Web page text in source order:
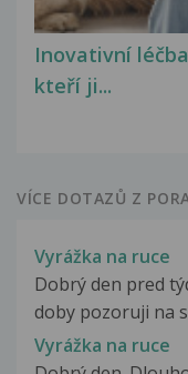
Inovativní
kteří ji...
VÍCE DOTAZŮ Z
Vyrážka na ruce
Dobrý den pred
doby pozoruji na
Vyrážka na ruce